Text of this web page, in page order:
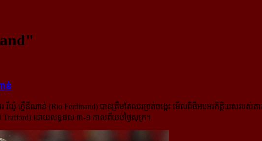
ន់
ករ រីយ៉ូ ហ្វឺឌីណាន់ (Rio Ferdinand) បានត្រឹមតែឈរ​ច្រត់ចង្កេះ មើលពិធីអបអរកិត្តិយសរ
Trafford) ដោយលទ្ធផល ៣-១ កាលពីយប់ថ្ងៃសុក្រ។